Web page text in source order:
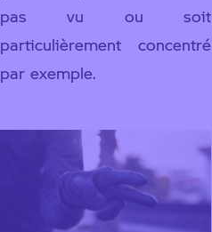
pas vu ou soit
particulièrement concentré
par exemple.